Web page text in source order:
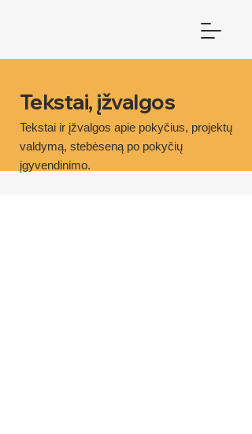
Tekstai, įžvalgos
Tekstai ir įžvalgos apie pokyčius, projektų
valdymą, stebėseną po pokyčių
įgyvendinimo.